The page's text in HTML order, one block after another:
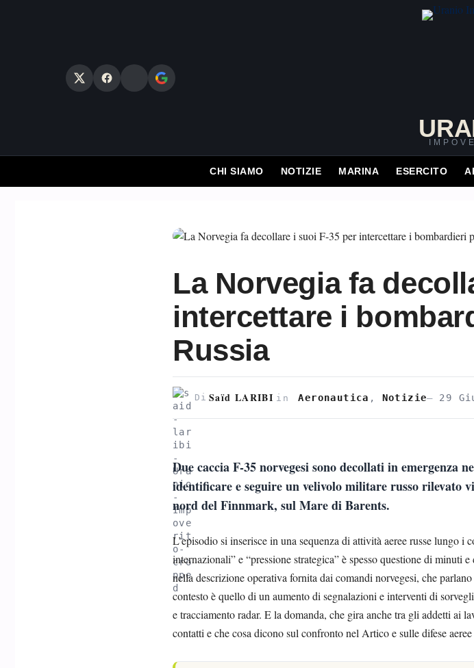
CHI SIAMO NOTIZIE MARINA ESERCITO
La Norvegia fa
intercettare i
Russia
29
Di Saïd LARIBI in Aeronautica , Notizie
Due caccia F-35 norvegesi sono decollati in
identificare e seguire un velivolo militare russo rilevato
nord del Finnmark, sul Mare di Barents.
L’episodio si inserisce in una sequenza di attività aeree russe lungo
internazionali” e “pressione strategica” è spesso questione di minuti
nella descrizione operativa fornita dai comandi norvegesi, che
contesto è quello di un aumento di segnalazioni e interventi di
e tracciamento radar. E la domanda, che gira anche tra gli addetti ai
contatti e che cosa dicono sul confronto nel Artico e sulle difese